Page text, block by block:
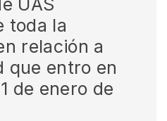
toda la
relación a
que entro en
de enero de